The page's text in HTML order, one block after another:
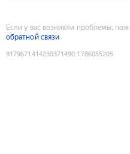
Если у вас возникли проблемы,
обратной связи
9179671414230371490:1786055205